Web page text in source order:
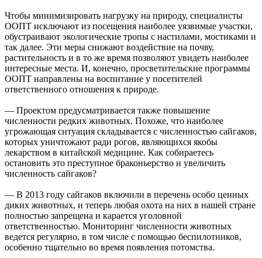
Чтобы минимизировать нагрузку на природу, специалисты
ООПТ исключают из посещения наиболее уязвимые участки,
обустраивают экологические тропы с настилами, мостиками и
так далее. Эти меры снижают воздействие на почву,
растительность и в то же время позволяют увидеть наиболее
интересные места. И, конечно, просветительские программы
ООПТ направлены на воспитание у посетителей
ответственного отношения к природе.
— Проектом предусматривается также повышение
численности редких животных. Похоже, что наиболее
угрожающая ситуация складывается с численностью сайгаков,
которых уничтожают ради рогов, являющихся якобы
лекарством в китайской медицине. Как собираетесь
остановить это преступное браконьерство и увеличить
численность сайгаков?
— В 2013 году сайгаков включили в перечень особо ценных
диких животных, и теперь любая охота на них в нашей стране
полностью запрещена и карается уголовной
ответственностью. Мониторинг численности животных
ведется регулярно, в том числе с помощью беспилотников,
особенно тщательно во время появления потомства.